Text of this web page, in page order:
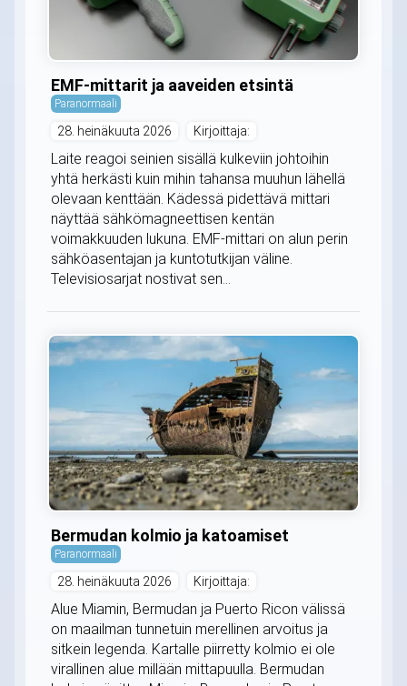
EMF-mittarit ja aaveiden etsintä
Paranormaali
28. heinäkuuta 2026 Kirjoittaja:
Laite reagoi seinien sisällä kulkeviin johtoihin
yhtä herkästi kuin mihin tahansa muuhun lähellä
olevaan kenttään. Kädessä pidettävä mittari
näyttää sähkömagneettisen kentän
voimakkuuden lukuna. EMF-mittari on alun perin
sähköasentajan ja kuntotutkijan väline.
Televisiosarjat nostivat sen...
Bermudan kolmio ja katoamiset
Paranormaali
28. heinäkuuta 2026 Kirjoittaja:
Alue Miamin, Bermudan ja Puerto Ricon välissä
on maailman tunnetuin merellinen arvoitus ja
sitkein legenda. Kartalle piirretty kolmio ei ole
virallinen alue millään mittapuulla. Bermudan